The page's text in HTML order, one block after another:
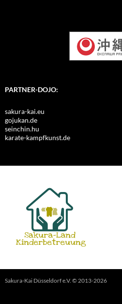
PARTNER-DOJO:
sakura-kai.eu
gojukan.de
seinchin.hu
karate-kampfkunst.de
Sakura-Kai Düsseldorf e.V. © 2013-2026